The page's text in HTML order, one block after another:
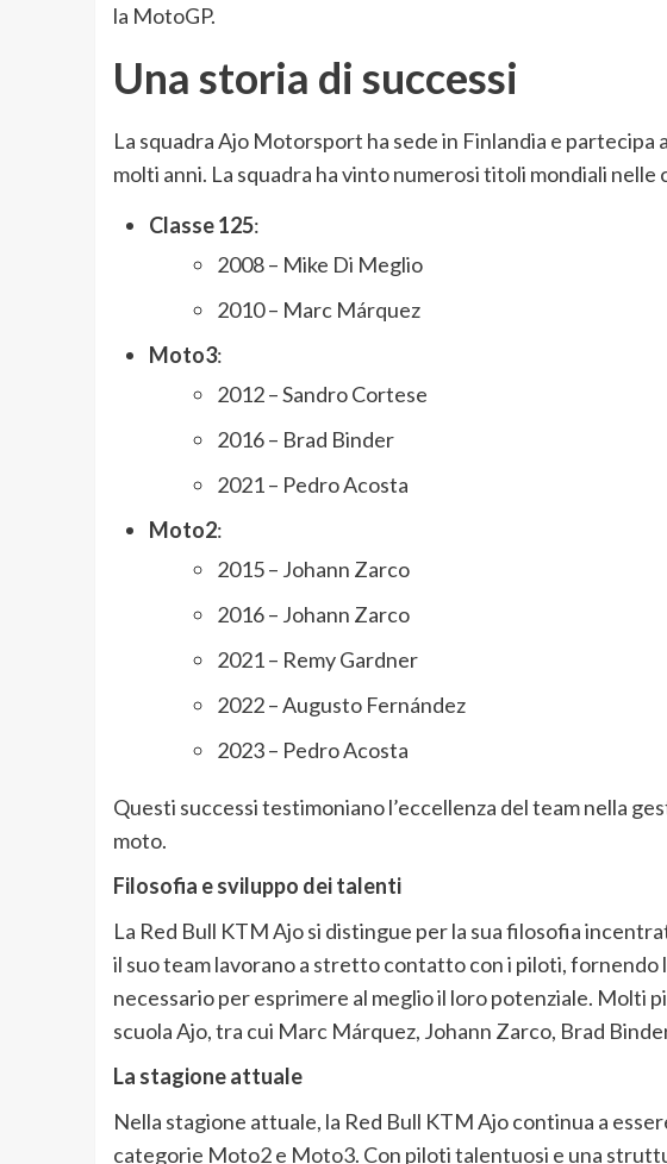
la MotoGP.
Una storia di successi
La squadra Ajo Motorsport ha sede in Finlandia e partecipa
molti anni. La squadra ha vinto numerosi titoli mondiali
Classe 125:
2008 – Mike Di Meglio
2010 – Marc Márquez
Moto3:
2012 – Sandro Cortese
2016 – Brad Binder
2021 – Pedro Acosta
Moto2:
2015 – Johann Zarco
2016 – Johann Zarco
2021 – Remy Gardner
2022 – Augusto Fernández
2023 – Pedro Acosta
Questi successi testimoniano l’eccellenza del team nella
moto.
Filosofia e sviluppo dei talenti
La Red Bull KTM Ajo si distingue per la sua filosofia
il suo team lavorano a stretto contatto con i piloti, fornendo
necessario per esprimere al meglio il loro potenziale. Molti
scuola Ajo, tra cui Marc Márquez, Johann Zarco, Brad
La stagione attuale
Nella stagione attuale, la Red Bull KTM Ajo continua a
categorie Moto2 e Moto3. Con piloti talentuosi e una